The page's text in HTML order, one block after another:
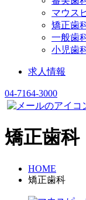
マウス
矯正歯
一般歯
小児歯
求人情報
04-7164-3000
矯正歯科
HOME
矯正歯科